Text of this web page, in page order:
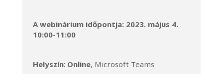
A webinárium időpontja: 2023. május 4.
10:00-11:00
Helyszín: Online, Microsoft Teams